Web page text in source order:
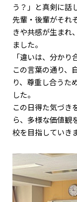
う？」と真剣に話
先輩・後輩がそれ
きや共感が生まれ
ました。
「違いは、分かり
この言葉の通り、
り、尊重し合うた
した。
この日得た気づき
ら、多様な価値観
校を目指していき